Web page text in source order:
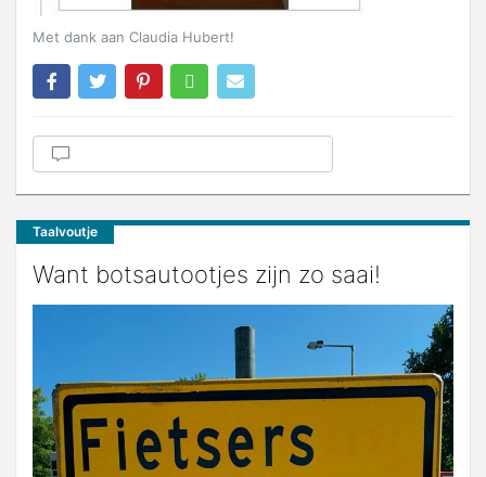
Met dank aan Claudia Hubert!
Taalvoutje
Want botsautootjes zijn zo saai!